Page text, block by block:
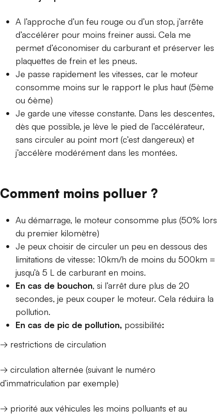
A l’approche d’un feu rouge ou d’un stop, j’arrête
d’accélérer pour moins freiner aussi. Cela me
permet d’économiser du carburant et préserver les
plaquettes de frein et les pneus.
Je passe rapidement les vitesses, car le moteur
consomme moins sur le rapport le plus haut (5ème
ou 6ème)
Je garde une vitesse constante. Dans les descentes,
dès que possible, je lève le pied de l’accélérateur,
sans circuler au point mort (c’est dangereux) et
j’accélère modérément dans les montées.
Comment moins polluer ?
Au démarrage, le moteur consomme plus (50% lors
du premier kilomètre)
Je peux choisir de circuler un peu en dessous des
limitations de vitesse: 10km/h de moins du 500km =
jusqu’à 5 L de carburant en moins.
En cas de bouchon, si l’arrêt dure plus de 20
secondes, je peux couper le moteur. Cela réduira la
pollution.
En cas de pic de pollution, possibilité:
→ restrictions de circulation
→ circulation alternée (suivant le numéro
d’immatriculation par exemple)
→ priorité aux véhicules les moins polluants et au